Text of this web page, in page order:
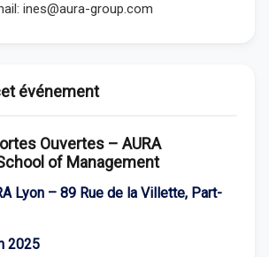
ines@aura-group.com
événement
Ouvertes – AURA
of Management
Lyon – 89 Rue de la Villette, Part-
2025